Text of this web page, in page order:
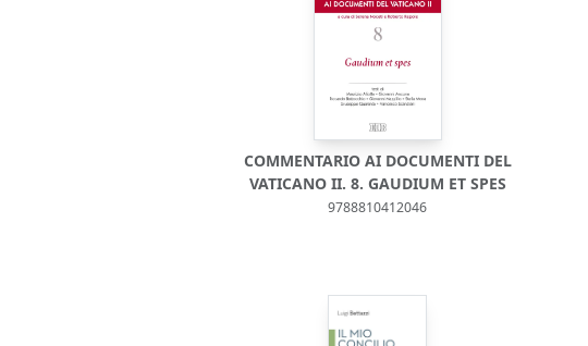
COMMENTARIO AI DOCUMENTI DEL
VATICANO II. 8. GAUDIUM ET SPES
9788810412046